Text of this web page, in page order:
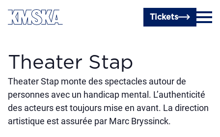
Passer au contenu principal
Tickets
Theater Stap
Theater Stap monte des spectacles autour de
personnes avec un handicap mental. L’authenticité
des acteurs est toujours mise en avant. La direction
artistique est assurée par Marc Bryssinck.